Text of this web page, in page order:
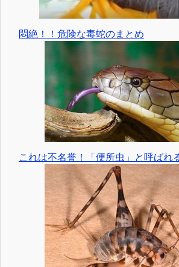
悶絶！！危険な毒蛇のまとめ
これは不名誉！「便所虫」と呼ばれ